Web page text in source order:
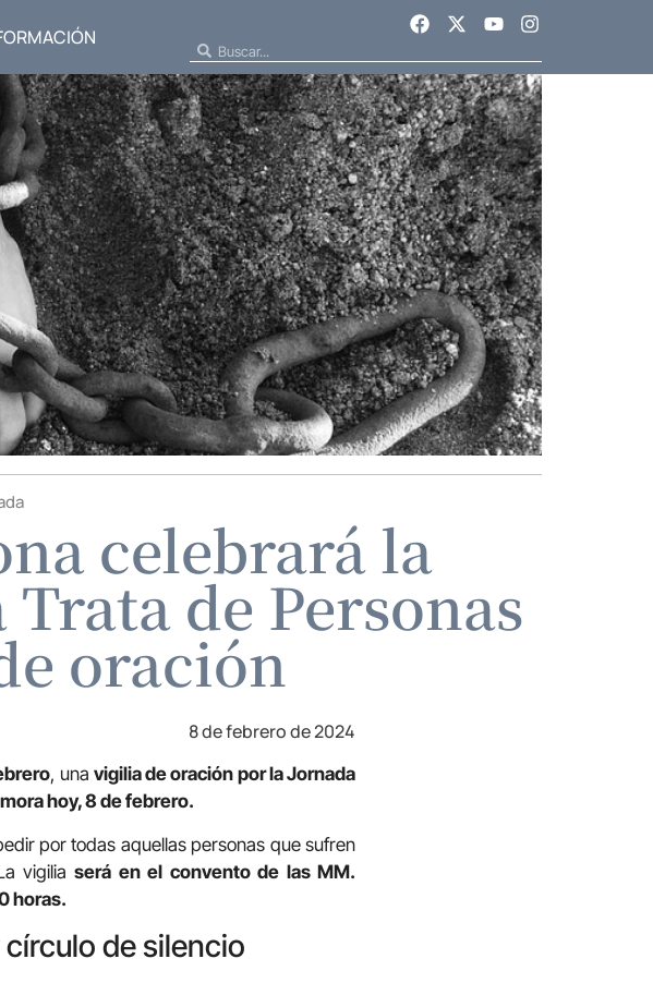
celebrará la
de Personas
oración
8 de febrero de 2024
, una vigilia de oración por la Jornada
hoy, 8 de febrero.
por todas aquellas personas que sufren
vigiliaserá en el convento de las MM.
horas.
de silencio